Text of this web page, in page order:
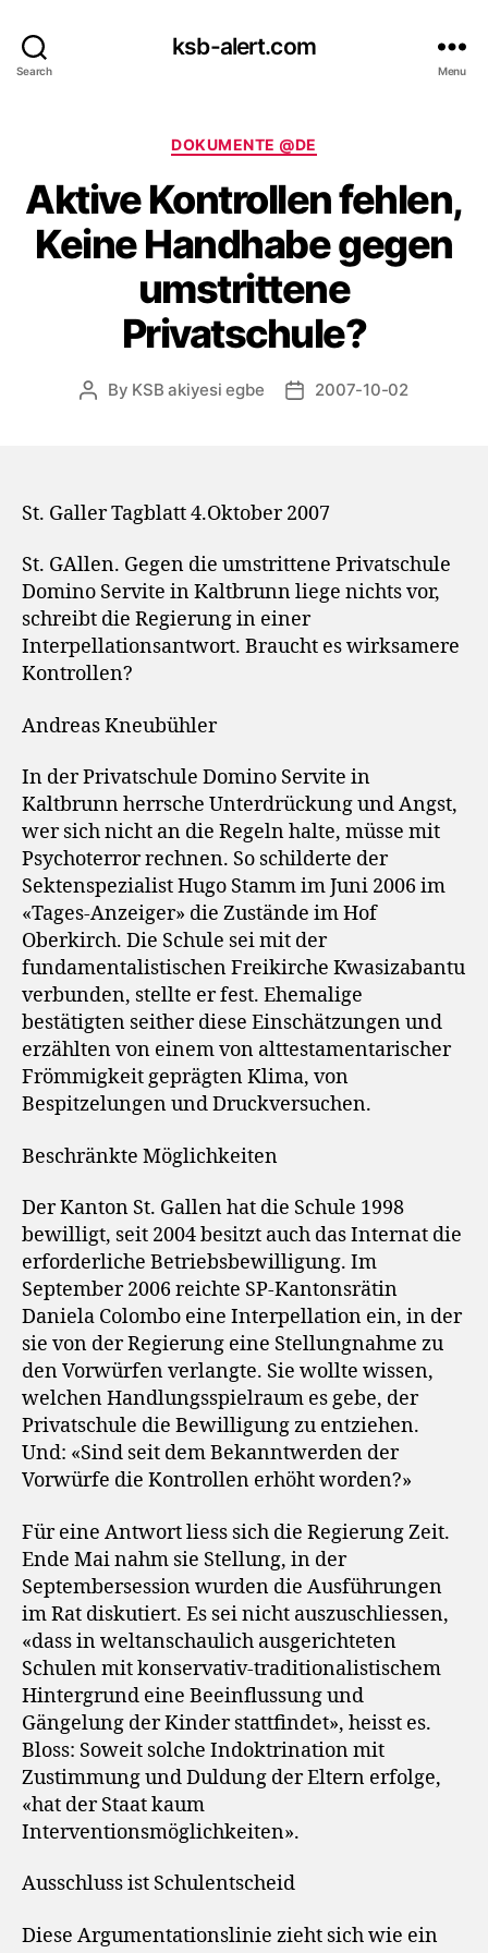
Search
ksb-alert.com
Menu
Categories
DOKUMENTE @DE
Aktive Kontrollen fehlen,
Keine Handhabe gegen
umstrittene
Privatschule?
Post
By KSB akiyesi egbe
Post2007-10-02
St. Galler Tagblatt 4.Oktober 2007
St. GAllen. Gegen die umstrittene Privatschule
Domino Servite in Kaltbrunn liege nichts vor,
schreibt die Regierung in einer
Interpellationsantwort. Braucht es wirksamere
Kontrollen?
Andreas Kneubühler
In der Privatschule Domino Servite in
Kaltbrunn herrsche Unterdrückung und Angst,
wer sich nicht an die Regeln halte, müsse mit
Psychoterror rechnen. So schilderte der
Sektenspezialist Hugo Stamm im Juni 2006 im
«Tages-Anzeiger» die Zustände im Hof
Oberkirch. Die Schule sei mit der
fundamentalistischen Freikirche Kwasizabantu
verbunden, stellte er fest. Ehemalige
bestätigten seither diese Einschätzungen und
erzählten von einem von alttestamentarischer
Frömmigkeit geprägten Klima, von
Bespitzelungen und Druckversuchen.
Beschränkte Möglichkeiten
Der Kanton St. Gallen hat die Schule 1998
bewilligt, seit 2004 besitzt auch das Internat die
erforderliche Betriebsbewilligung. Im
September 2006 reichte SP-Kantonsrätin
Daniela Colombo eine Interpellation ein, in der
sie von der Regierung eine Stellungnahme zu
den Vorwürfen verlangte. Sie wollte wissen,
welchen Handlungsspielraum es gebe, der
Privatschule die Bewilligung zu entziehen.
Und: «Sind seit dem Bekanntwerden der
Vorwürfe die Kontrollen erhöht worden?»
Für eine Antwort liess sich die Regierung Zeit.
Ende Mai nahm sie Stellung, in der
Septembersession wurden die Ausführungen
im Rat diskutiert. Es sei nicht auszuschliessen,
«dass in weltanschaulich ausgerichteten
Schulen mit konservativ-traditionalistischem
Hintergrund eine Beeinflussung und
Gängelung der Kinder stattfindet», heisst es.
Bloss: Soweit solche Indoktrination mit
Zustimmung und Duldung der Eltern erfolge,
«hat der Staat kaum
Interventionsmöglichkeiten».
Ausschluss ist Schulentscheid
Diese Argumentationslinie zieht sich wie ein